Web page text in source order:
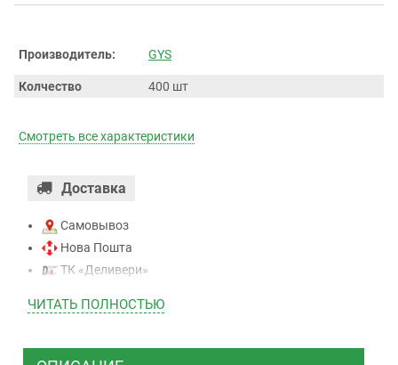
Производитель: GYS
Колчество 400 шт
Смотреть все характеристики
Доставка
Самовывоз
Нова Пошта
ТК «Деливери»
ТК “Justin”
ТК ”УкрПочта”
ЧИТАТЬ ПОЛНОСТЬЮ